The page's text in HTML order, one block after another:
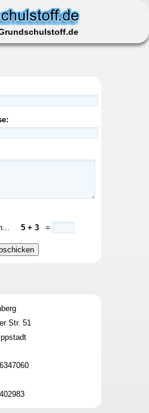
=
Str. 51